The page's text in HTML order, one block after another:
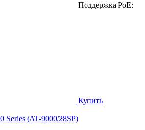
Поддержка PoE:
Купить
Series (AT-9000/28SP)